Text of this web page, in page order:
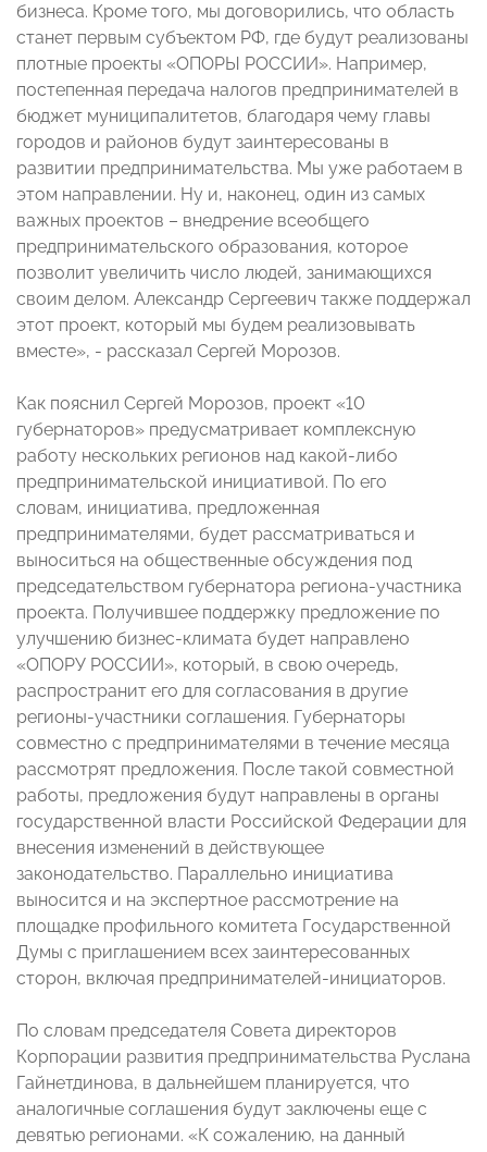
бизнеса. Кроме того, мы договорились, что область
станет первым субъектом РФ, где будут реализованы
плотные проекты «ОПОРЫ РОССИИ». Например,
постепенная передача налогов предпринимателей в
бюджет муниципалитетов, благодаря чему главы
городов и районов будут заинтересованы в
развитии предпринимательства. Мы уже работаем в
этом направлении. Ну и, наконец, один из самых
важных проектов – внедрение всеобщего
предпринимательского образования, которое
позволит увеличить число людей, занимающихся
своим делом. Александр Сергеевич также поддержал
этот проект, который мы будем реализовывать
вместе», - рассказал Сергей Морозов.
Как пояснил Сергей Морозов, проект «10
губернаторов» предусматривает комплексную
работу нескольких регионов над какой-либо
предпринимательской инициативой. По его
словам, инициатива, предложенная
предпринимателями, будет рассматриваться и
выноситься на общественные обсуждения под
председательством губернатора региона-участника
проекта. Получившее поддержку предложение по
улучшению бизнес-климата будет направлено
«ОПОРУ РОССИИ», который, в свою очередь,
распространит его для согласования в другие
регионы-участники соглашения. Губернаторы
совместно с предпринимателями в течение месяца
рассмотрят предложения. После такой совместной
работы, предложения будут направлены в органы
государственной власти Российской Федерации для
внесения изменений в действующее
законодательство. Параллельно инициатива
выносится и на экспертное рассмотрение на
площадке профильного комитета Государственной
Думы с приглашением всех заинтересованных
сторон, включая предпринимателей-инициаторов.
По словам председателя Совета директоров
Корпорации развития предпринимательства Руслана
Гайнетдинова, в дальнейшем планируется, что
аналогичные соглашения будут заключены еще с
девятью регионами. «К сожалению, на данный